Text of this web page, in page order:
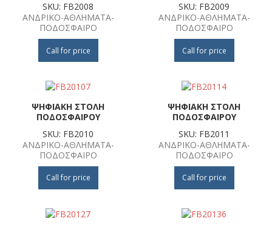
SKU: FB2008
ΑΝΔΡΙΚΟ-ΑΘΛΗΜΑΤΑ-
ΠΟΔΟΣΦΑΙΡΟ
Call for price
SKU: FB2009
ΑΝΔΡΙΚΟ-ΑΘΛΗΜΑΤΑ-
ΠΟΔΟΣΦΑΙΡΟ
Call for price
ΨΗΦΙΑΚΗ ΣΤΟΛΗ
ΠΟΔΟΣΦΑΙΡΟΥ
SKU: FB2010
ΑΝΔΡΙΚΟ-ΑΘΛΗΜΑΤΑ-
ΠΟΔΟΣΦΑΙΡΟ
Call for price
ΨΗΦΙΑΚΗ ΣΤΟΛΗ
ΠΟΔΟΣΦΑΙΡΟΥ
SKU: FB2011
ΑΝΔΡΙΚΟ-ΑΘΛΗΜΑΤΑ-
ΠΟΔΟΣΦΑΙΡΟ
Call for price